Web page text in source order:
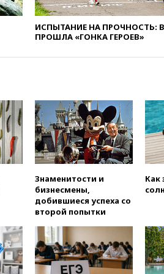
09:49WSJ:
ума» из-за
об
09:18
принципам
09:06
попросили
08:51
находится
08:22
В
атакован
ИСПЫТАНИЕ НА ПРОЧНОСТЬ:
ПРОШЛА «ГОНКА ГЕРОЕВ»
Знаменитости и
бизнесмены,
добившиеся успеха со
второй попытки
Как